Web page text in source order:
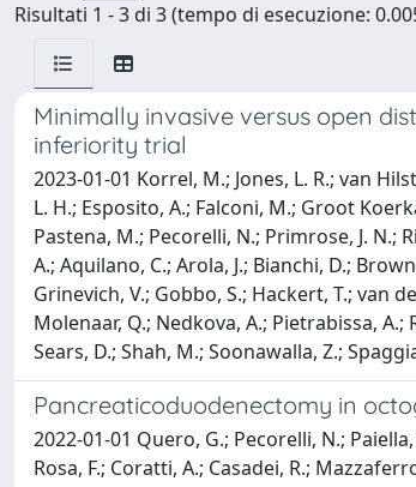
Risultati 1 - 3 di 3 (tempo di esecuzione:
Minimally invasive versus open
inferiority trial
2023-01-01 Korrel, M.; Jones, L. R.; van
L. H.; Esposito, A.; Falconi, M.; Groot
Pastena, M.; Pecorelli, N.; Primrose, J. N.;
A.; Aquilano, C.; Arola, J.; Bianchi, D.;
Grinevich, V.; Gobbo, S.; Hackert, T.; van
Molenaar, Q.; Nedkova, A.; Pietrabissa, A.;
Sears, D.; Shah, M.; Soonawalla, Z.;
Pancreaticoduodenectomy in
2022-01-01 Quero, G.; Pecorelli, N.;
Rosa, F.; Coratti, A.; Casadei, R.;